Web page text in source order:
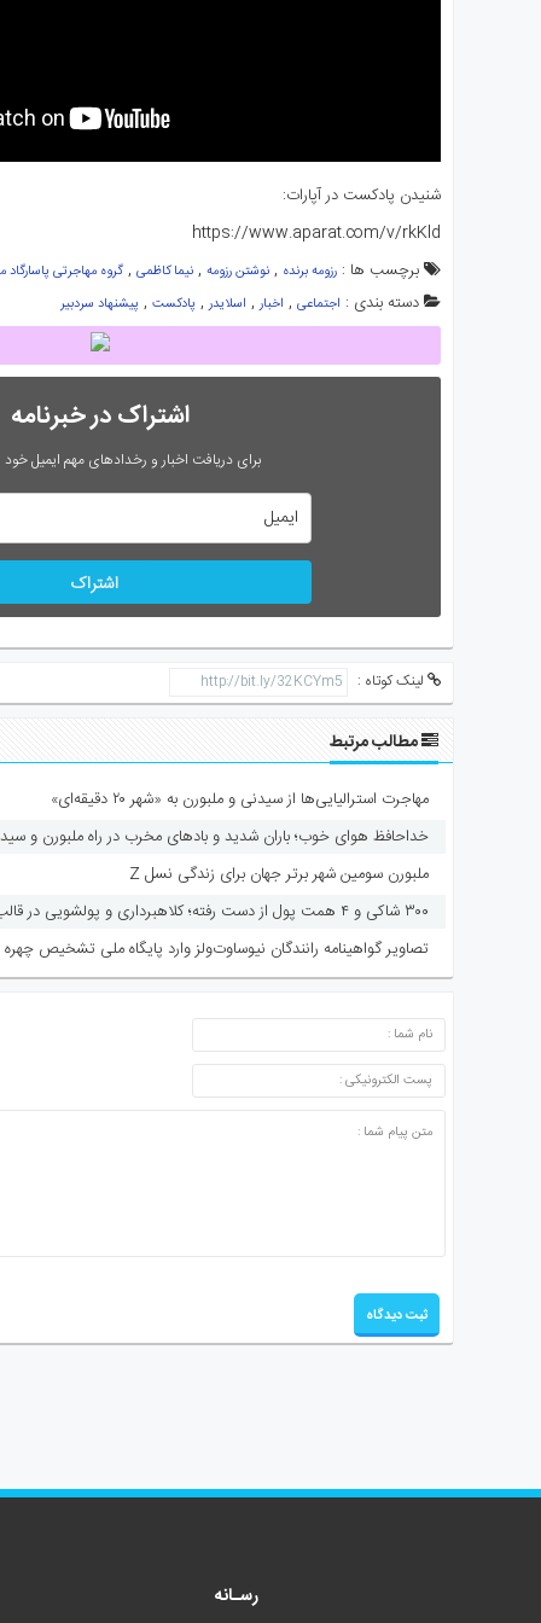
شنیدن پادکست در آپارات:
https://www.aparat.com/v/rkKld
برچسب ها : رزومه برنده , نوشتن رزومه , نیما کاظمی , گروه مهاجرتی پاسارگاد
دسته بندی : اجتماعی , اخبار, اسلایدر, پادکست , پیشنهاد سردبیر
اشتراک در خبرنامه
برای دریافت اخبار و رخدادهای مهم ایمیل خود
اشتراک
لینک کوتاه :
مطالب مرتبط
مهاجرت استرالیایی‌ها از سیدنی و ملبورن به «شهر ۲۰ دقیقه‌ای»
خداحافظ هوای خوب؛ باران شدید و بادهای مخرب در راه ملبورن و
ملبورن سومین شهر برتر جهان برای زندگی نسل Z
۳۰۰ شاکی و ۴ همت پول از دست رفته؛ کلاهبرداری و پولشویی در قالب شرکت مهاجرتی
تصاویر گواهینامه رانندگان نیوساوت‌ولز وارد پایگاه ملی تشخیص
ارسال دیدگاه
رسـانه